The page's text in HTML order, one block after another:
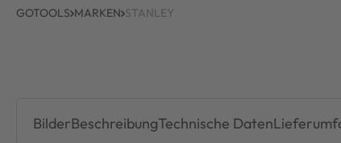
GOTOOLS MARKEN STANLEY
BilderBeschreibungTechnische Daten